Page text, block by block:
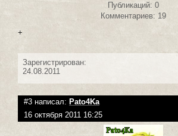
Публикаций: 0
Комментариев: 19
+
Зарегистрирован:
24.08.2011
#3 написал: Pato4Ka
16 октября 2011 16:25